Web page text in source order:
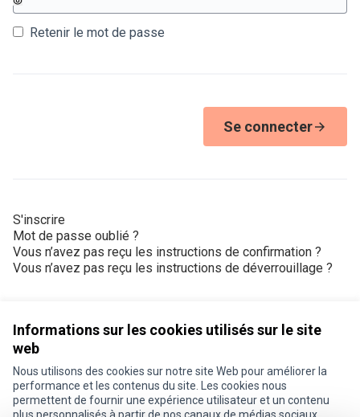
Informations sur les cookies utilisés sur le site
web
Nous utilisons des cookies sur notre site Web pour améliorer la
performance et les contenus du site. Les cookies nous
permettent de fournir une expérience utilisateur et un contenu
Retenir le mot de passe
Se connecter
S'inscrire
Mot de passe oublié ?
Vous n’avez pas reçu les instructions de confirmation ?
Vous n’avez pas reçu les instructions de déverrouillage ?
Conditions d'utilisation
Paramètres des cookies
Je participe ! sur X
Je participe ! sur Facebook
Je participe ! sur Instagram